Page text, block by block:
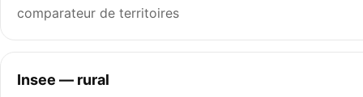
comparateur de territoires
Insee — rural